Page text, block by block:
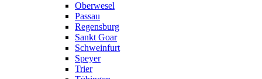
Oberwesel
Passau
Regensburg
Sankt Goar
Schweinfurt
Speyer
Trier